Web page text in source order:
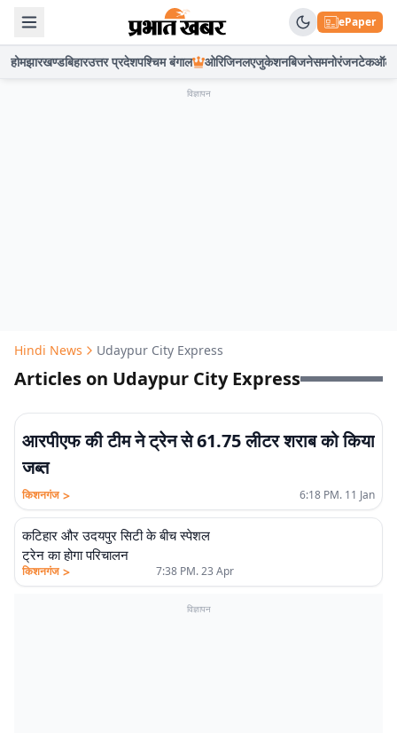
ePaper
होमझारखण्डबिहारउत्तर प्रदेशपश्चिम बंगाल ओरिजिनलएजुकेशनबिजनेसमनोरंजनटेकऑटो
विज्ञापन
Hindi News Udaypur City Express
Articles on Udaypur City Express
आरपीएफ की टीम ने ट्रेन से 61.75 लीटर शराब को किया
जब्त
किशनगंज > 6:18 PM. 11 Jan
कटिहार और उदयपुर सिटी के बीच स्पेशल
ट्रेन का होगा परिचालन
किशनगंज > 7:38 PM. 23 Apr
विज्ञापन